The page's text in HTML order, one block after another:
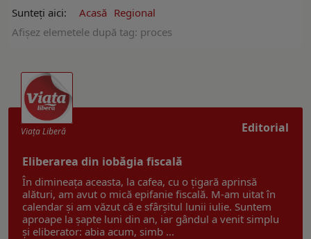
Sunteți aici: Acasă Regional
Afişez elemetele după tag: proces
Editorial
Viaţa Liberă
Eliberarea din iobăgia fiscală
În dimineața aceasta, la cafea, cu o țigară aprinsă
alături, am avut o mică epifanie fiscală. M-am uitat în
calendar și am văzut că e sfârșitul lunii iulie. Suntem
aproape la șapte luni din an, iar gândul a venit simplu
și eliberator: abia acum, simb ...